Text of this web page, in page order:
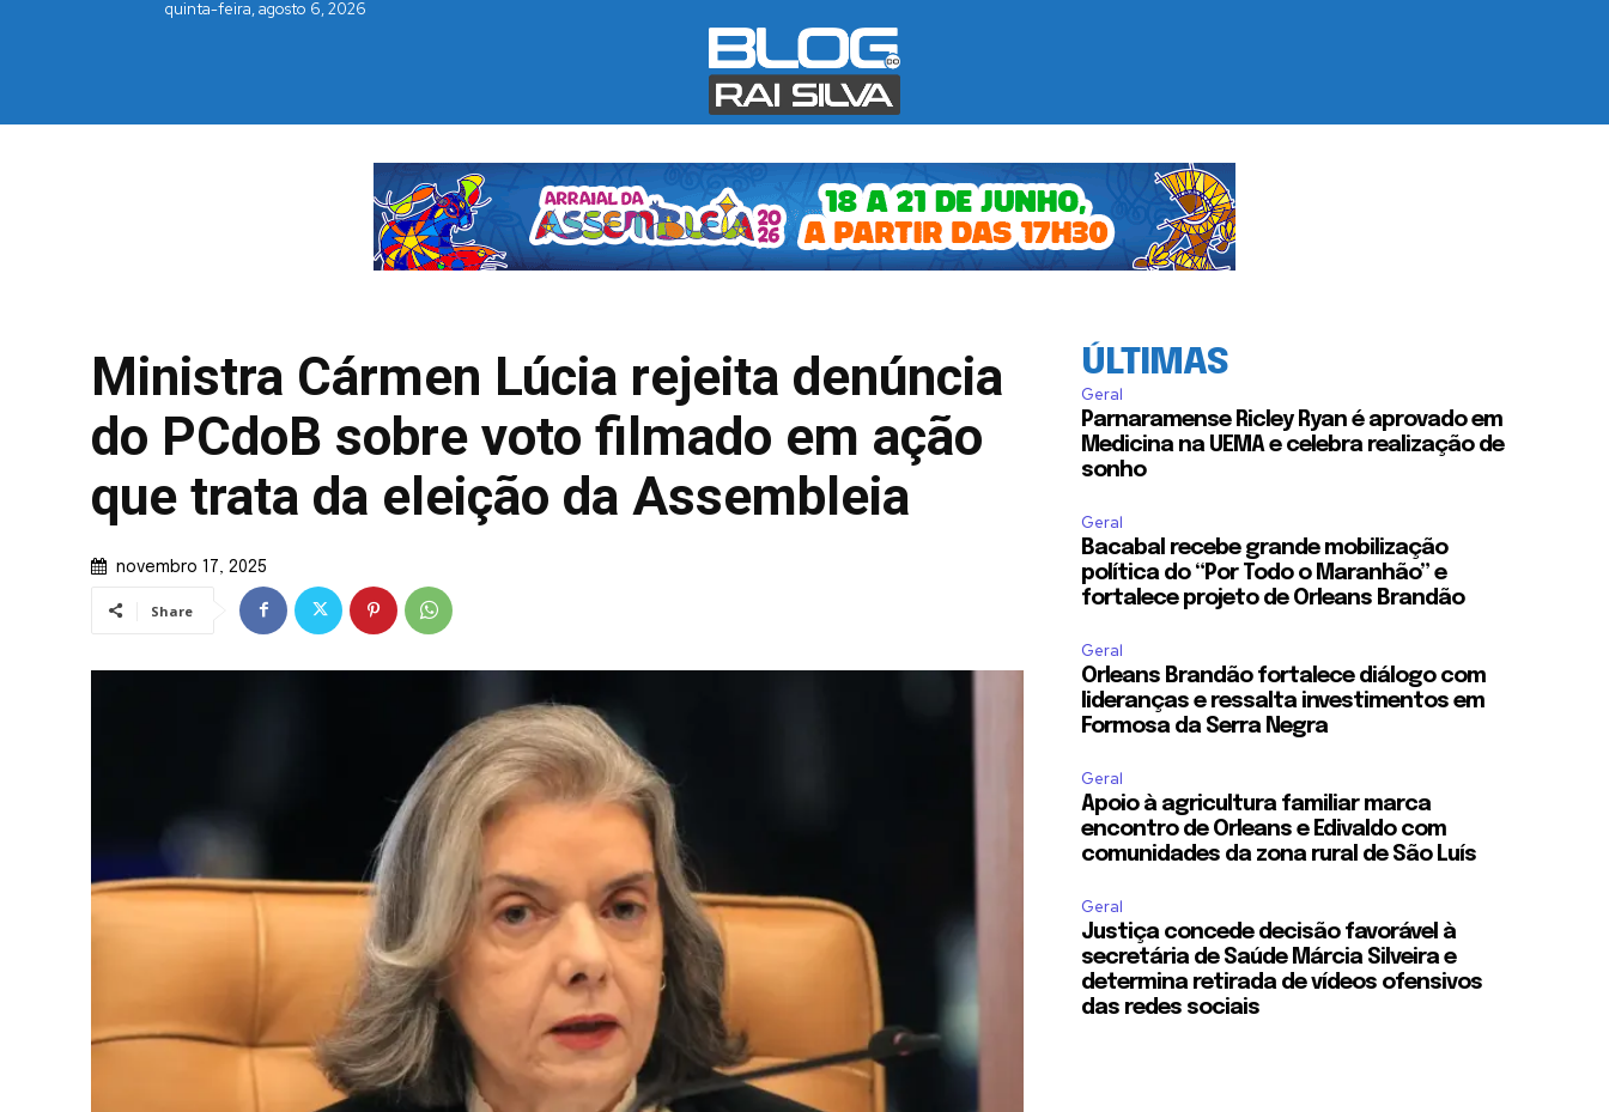
quinta-feira, agosto 6, 2026
Ministra Cármen Lúcia rejeita denúncia
do PCdoB sobre voto filmado em ação
que trata da eleição da Assembleia
novembro 17, 2025
Share
ÚLTIMAS
Geral
Parnaramense Ricley Ryan é aprovado em
Medicina na UEMA e celebra realização de
sonho
Geral
Bacabal recebe grande mobilização
política do “Por Todo o Maranhão” e
fortalece projeto de Orleans Brandão
Geral
Orleans Brandão fortalece diálogo com
lideranças e ressalta investimentos em
Formosa da Serra Negra
Geral
Apoio à agricultura familiar marca
encontro de Orleans e Edivaldo com
comunidades da zona rural de São Luís
Geral
Justiça concede decisão favorável à
secretária de Saúde Márcia Silveira e
determina retirada de vídeos ofensivos
das redes sociais